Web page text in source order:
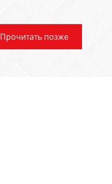
Прочитать позже